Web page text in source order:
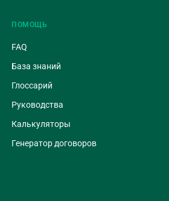
ПОМОЩЬ
FAQ
База знаний
Глоссарий
Руководства
Калькуляторы
Генератор договоров